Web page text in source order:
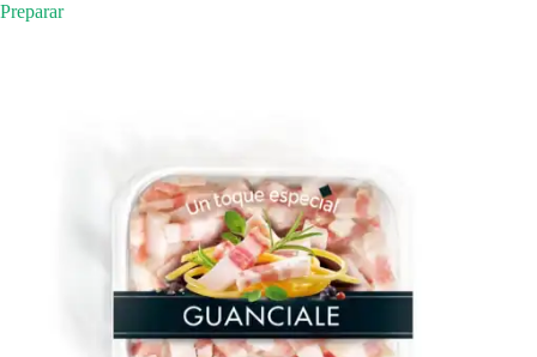
Preparar